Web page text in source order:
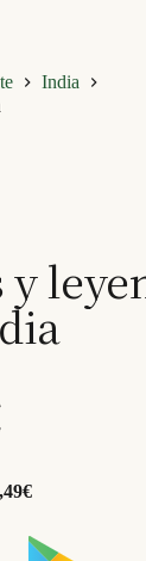
India
y